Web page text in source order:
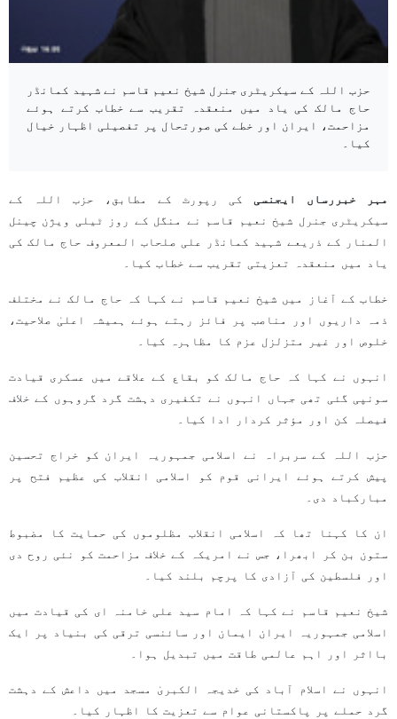
حزب اللہ کے سیکریٹری جنرل شیخ نعیم قاسم نے شہید کمانڈر
حاج مالک کی یاد میں منعقدہ تقریب سے خطاب کرتے ہوئے
مزاحمت، ایران اور خطے کی صورتحال پر تفصیلی اظہار خیال
کیا۔
مہر خبررساں ایجنسی کی رپورٹ کے مطابق، حزب اللہ کے
سیکریٹری جنرل شیخ نعیم قاسم نے منگل کے روز ٹیلی ویژن چینل
المنار کے ذریعے شہید کمانڈر علی صلحاب المعروف حاج مالک کی
یاد میں منعقدہ تعزیتی تقریب سے خطاب کیا۔
خطاب کے آغاز میں شیخ نعیم قاسم نے کہا کہ حاج مالک نے مختلف
ذمہ داریوں اور مناصب پر فائز رہتے ہوئے ہمیشہ اعلیٰ صلاحیت،
خلوص اور غیر متزلزل عزم کا مظاہرہ کیا۔
انہوں نے کہا کہ حاج مالک کو بقاع کے علاقے میں عسکری قیادت
سونپی گئی تھی جہاں انہوں نے تکفیری دہشت گرد گروہوں کے خلاف
فیصلہ کن اور مؤثر کردار ادا کیا۔
حزب اللہ کے سربراہ نے اسلامی جمہوریہ ایران کو خراج تحسین
پیش کرتے ہوئے ایرانی قوم کو اسلامی انقلاب کی عظیم فتح پر
مبارکباد دی۔
ان کا کہنا تھا کہ اسلامی انقلاب مظلوموں کی حمایت کا مضبوط
ستون بن کر ابھرا، جس نے امریکہ کے خلاف مزاحمت کو نئی روح دی
اور فلسطین کی آزادی کا پرچم بلند کیا۔
شیخ نعیم قاسم نے کہا کہ امام سید علی خامنہ ای کی قیادت میں
اسلامی جمہوریہ ایران ایمان اور سائنسی ترقی کی بنیاد پر ایک
بااثر اور اہم عالمی طاقت میں تبدیل ہوا۔
انہوں نے اسلام آباد کی خدیجہ الکبریٰ مسجد میں داعش کے دہشت
گرد حملے پر پاکستانی عوام سے تعزیت کا اظہار کیا۔